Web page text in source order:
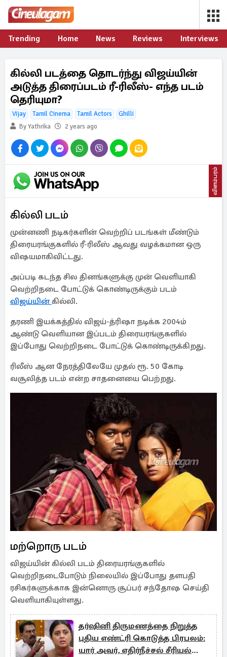
Trending Home News Reviews Interviews
கில்லி படத்தை தொடர்ந்து விஜய்யின்
அடுத்த திரைப்படம் ரீ-ரிலீஸ்- எந்த படம்
தெரியுமா?
Vijay Tamil Cinema Tamil Actors
Ghilli
By Yathrika
2 years ago
விளம்பரம்
கில்லி படம்
முன்னணி நடிகர்களின் வெற்றிப் படங்கள் மீண்டும்
திரையரங்குகளில் ரீ-ரிலீஸ் ஆவது வழக்கமான ஒரு
விஷயமாகிவிட்டது.
அப்படி கடந்த சில தினங்களுக்கு முன் வெளியாகி
வெற்றிநடை போட்டுக் கொண்டிருக்கும் படம்
விஜய்யின்கில்லி.
தரணி இயக்கத்தில் விஜய்-த்ரிஷா நடிக்க 2004ம்
ஆண்டு வெளியான இப்படம் திரையரங்குகளில்
இப்போது வெற்றிநடை போட்டுக் கொண்டிருக்கிறது.
ரிலீஸ் ஆன நேரத்திலேயே முதல் ரூ. 50 கோடி
வசூலித்த படம் என்ற சாதனையை பெற்றது.
மற்றொரு படம்
விஜய்யின் கில்லி படம் திரையரங்குகளில்
வெற்றிநடைபோடும் நிலையில் இப்போது தளபதி
ரசிகர்களுக்காக இன்னொரு சூப்பர் சந்தோஷ செய்தி
வெளியாகியுள்ளது.
தர்ஷினி திருமணத்தை நிறுத்த
புதிய எண்ட்ரி கொடுத்த பிரபலம்:
யார் அவர், எதிர்நீச்சல் சீரியல்